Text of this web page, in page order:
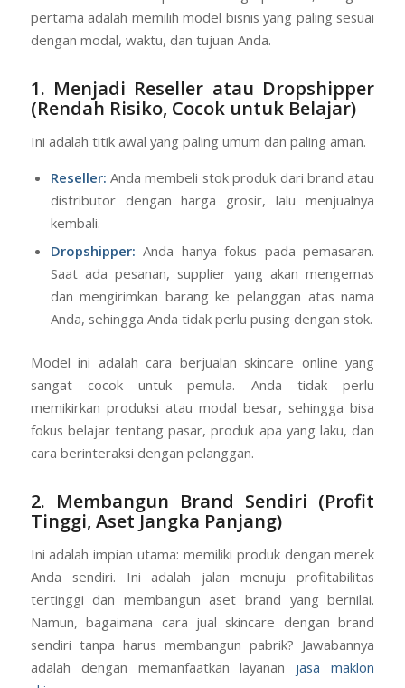
pertama adalah memilih model bisnis yang paling sesuai
dengan modal, waktu, dan tujuan Anda.
1. Menjadi Reseller atau Dropshipper
(Rendah Risiko, Cocok untuk Belajar)
Ini adalah titik awal yang paling umum dan paling aman.
Reseller: Anda membeli stok produk dari brand atau
distributor dengan harga grosir, lalu menjualnya
kembali.
Dropshipper: Anda hanya fokus pada pemasaran.
Saat ada pesanan, supplier yang akan mengemas
dan mengirimkan barang ke pelanggan atas nama
Anda, sehingga Anda tidak perlu pusing dengan stok.
Model ini adalah cara berjualan skincare online yang
sangat cocok untuk pemula. Anda tidak perlu
memikirkan produksi atau modal besar, sehingga bisa
fokus belajar tentang pasar, produk apa yang laku, dan
cara berinteraksi dengan pelanggan.
2. Membangun Brand Sendiri (Profit
Tinggi, Aset Jangka Panjang)
Ini adalah impian utama: memiliki produk dengan merek
Anda sendiri. Ini adalah jalan menuju profitabilitas
tertinggi dan membangun aset brand yang bernilai.
Namun, bagaimana cara jual skincare dengan brand
sendiri tanpa harus membangun pabrik? Jawabannya
adalah dengan memanfaatkan layanan jasa maklon